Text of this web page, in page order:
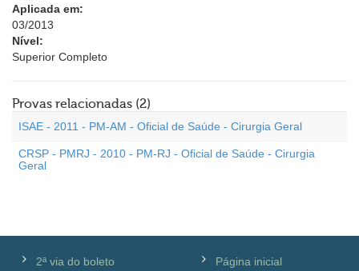
Aplicada em:
03/2013
Nível:
Superior Completo
Provas relacionadas (2)
ISAE - 2011 - PM-AM - Oficial de Saúde - Cirurgia Geral
CRSP - PMRJ - 2010 - PM-RJ - Oficial de Saúde - Cirurgia
Geral
2ª via do boleto Página inicial